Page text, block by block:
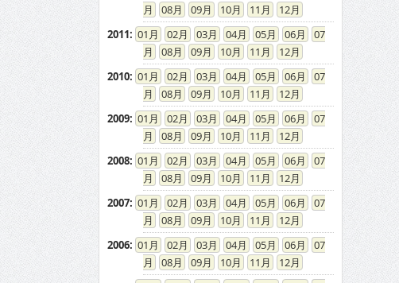
08
09 10 11
12
2011: 01 02 03 04 05 06
07
08
09 10 11
12
2010: 01 02 03 04 05 06
07
08
09 10 11
12
2009: 01 02 03 04 05 06
07
08
09 10 11
12
2008: 01 02 03 04 05 06
07
08
09 10 11
12
2007: 01 02 03 04 05 06
07
08
09 10 11
12
2006: 01 02 03 04 05 06
07
08
09 10 11
12